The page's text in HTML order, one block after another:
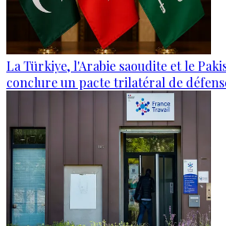
La Türkiye, l'Arabie saoudite et le
conclure un pacte trilatéral de